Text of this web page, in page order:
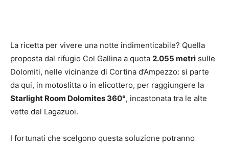
La ricetta per vivere una notte indimenticabile? Quella
proposta dal rifugio Col Gallina a quota 2.055 metri sulle
Dolomiti, nelle vicinanze di Cortina d’Ampezzo: si parte
da qui, in motoslitta o in elicottero, per raggiungere la
Starlight Room Dolomites 360°, incastonata tra le alte
vette del Lagazuoi.
I fortunati che scelgono questa soluzione potranno